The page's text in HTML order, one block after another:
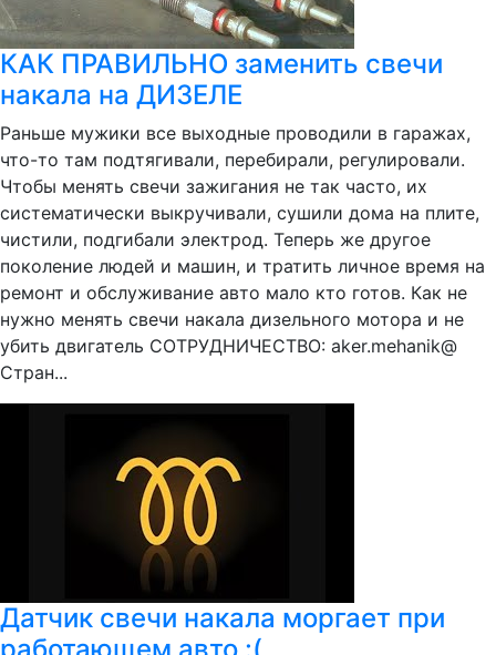
КАК ПРАВИЛЬНО заменить свечи
накала на ДИЗЕЛЕ
Раньше мужики все выходные проводили в гаражах,
что-то там подтягивали, перебирали, регулировали.
Чтобы менять свечи зажигания не так часто, их
систематически выкручивали, сушили дома на плите,
чистили, подгибали электрод. Теперь же другое
поколение людей и машин, и тратить личное время на
ремонт и обслуживание авто мало кто готов. Как не
нужно менять свечи накала дизельного мотора и не
убить двигатель СОТРУДНИЧЕСТВО: aker.mehanik@
Стран...
Датчик свечи накала моргает при